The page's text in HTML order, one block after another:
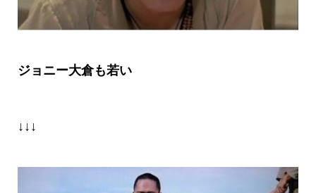
ジョニー大倉も若い
↓↓↓